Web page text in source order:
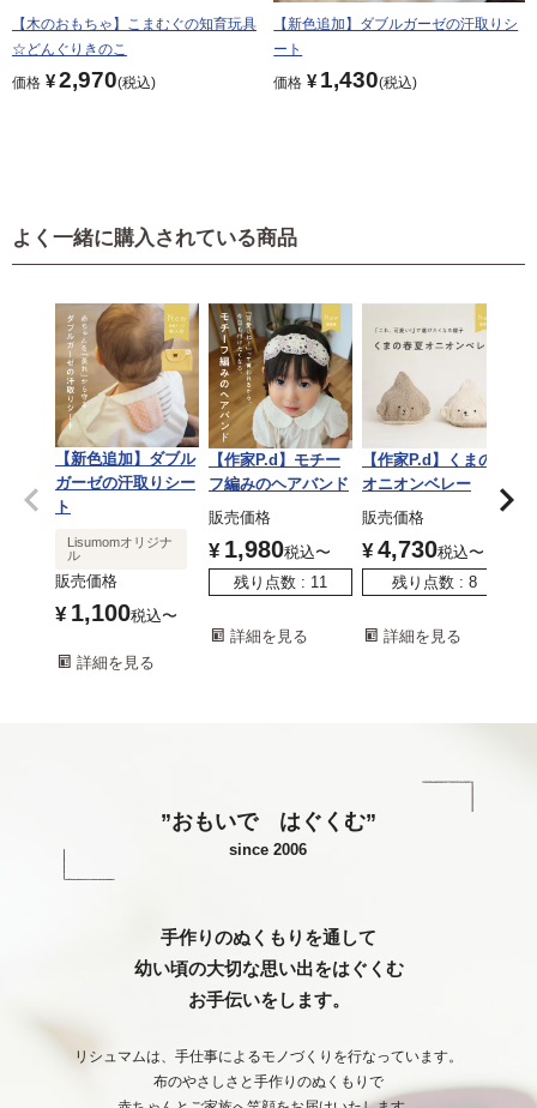
【木のおもちゃ】こまむぐの知育玩具
☆どんぐりきのこ
価格 ¥2,970 税込
【新色追加】ダブルガーゼの汗取りシ
ート
価格 ¥ 1,430 税込
よく一緒に購入されている商品
【新色追加】ダブル
ガーゼの汗取りシー
ト
Lisumomオリジナ
ル
販売価格
¥ 1,100税込〜
詳細を見る
【作家P.d】モチー
フ編みのヘアバンド
販売価格
¥ 1,980税込〜
残り点数
11
詳細を見る
【作家P.d】くまの
オニオンベレー
販売価格
¥ 4,730税込〜
残り点数
8
詳細を見る
”おもいで はぐくむ”
since 2006
手作りのぬくもりを通して
幼い頃の大切な思い出をはぐくむ
お手伝いをします。
リシュマムは、手仕事によるモノづくりを行なっています。
布のやさしさと手作りのぬくもりで